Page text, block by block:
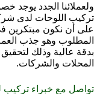
ولعملائنا الجدد يوجد
تركيب اللوحات لدى
على أن نكون مبتكرين
المطلوب وهو جذب
بدقة عالية وذلك
المحلات والشركات.
تواصل مع خبراء